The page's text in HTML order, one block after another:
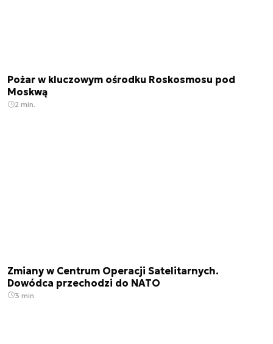
Pożar w kluczowym ośrodku Roskosmosu pod
Moskwą
2 min.
Zmiany w Centrum Operacji Satelitarnych.
Dowódca przechodzi do NATO
3 min.